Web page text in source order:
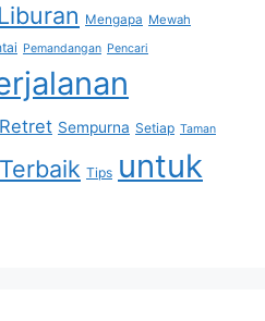
Mengapa Mewah
Pemandangan Pencari
Retret Sempurna Setiap Taman
Terbaik Tips untuk